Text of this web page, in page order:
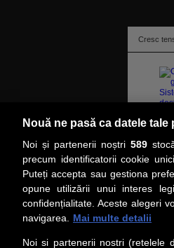
Cresc
citeşte
PRIMA
Social
Nouă ne pasă ca datele
Noi și partenerii noștri 589
precum identificatorii cookie
Puteți accepta sau gestiona
opune utilizării unui interes
confidențialitate. Aceste alegeri
navigarea.
Mai multe detalii
Noi si partenerii nostri (retelele